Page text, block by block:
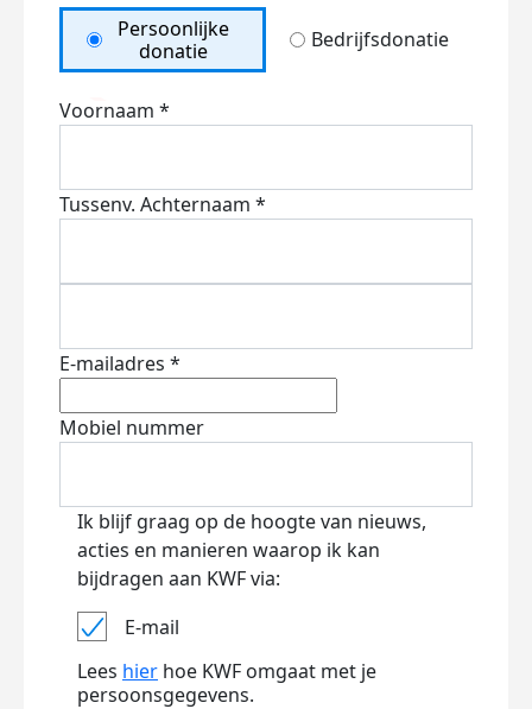
Persoonlijke
donatie
Bedrijfsdonatie
Voornaam *
Tussenv. Achternaam *
E-mailadres *
Mobiel nummer
Ik blijf graag op de hoogte van nieuws,
acties en manieren waarop ik kan
bijdragen aan KWF via:
E-mail
Lees hier hoe KWF omgaat met je
persoonsgegevens.